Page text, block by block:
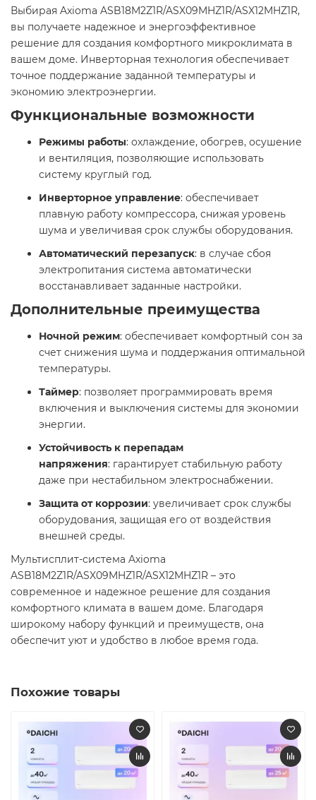
Выбирая Axioma ASB18M2Z1R/ASX09MHZ1R/ASX12MHZ1R,
вы получаете надежное и энергоэффективное
решение для создания комфортного микроклимата в
вашем доме. Инверторная технология обеспечивает
точное поддержание заданной температуры и
экономию электроэнергии.​
Функциональные возможности
Режимы работы: охлаждение, обогрев, осушение
и вентиляция, позволяющие использовать
систему круглый год.​
Инверторное управление: обеспечивает
плавную работу компрессора, снижая уровень
шума и увеличивая срок службы оборудования.​
Автоматический перезапуск: в случае сбоя
электропитания система автоматически
восстанавливает заданные настройки.​
Дополнительные преимущества
Ночной режим: обеспечивает комфортный сон за
счет снижения шума и поддержания оптимальной
температуры.​
Таймер: позволяет программировать время
включения и выключения системы для экономии
энергии.​
Устойчивость к перепадам
напряжения: гарантирует стабильную работу
даже при нестабильном электроснабжении.​
Защита от коррозии: увеличивает срок службы
оборудования, защищая его от воздействия
внешней среды.​
Мультисплит-система Axioma
ASB18M2Z1R/ASX09MHZ1R/ASX12MHZ1R – это
современное и надежное решение для создания
комфортного климата в вашем доме. Благодаря
широкому набору функций и преимуществ, она
обеспечит уют и удобство в любое время года. ​
Похожие товары